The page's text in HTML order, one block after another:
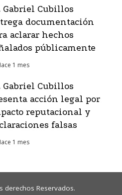
Gabriel Cubillos
documentación
aclarar hechos
públicamente
1 mes
Gabriel Cubillos
acción legal por
reputacional y
falsas
1 mes
derechos Reservados.